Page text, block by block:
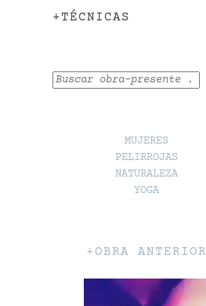
+TÉCNICAS
Buscar
MUJERES
PELIRROJAS
NATURALEZA
YOGA
+OBRA ANTERIOR